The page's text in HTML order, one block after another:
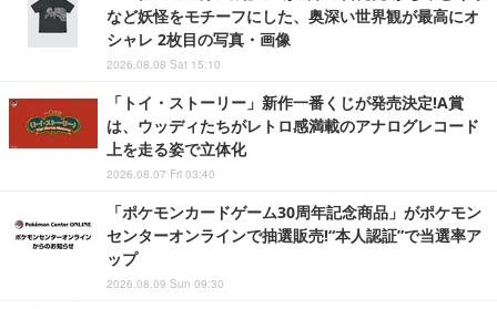
など妖怪をモチーフにした、奥深い世界観が最高にオ
シャレ 2枚目の写真・画像
2026.08.08 Sat 15:10
「トイ・ストーリー」新作一番くじが発売決定!A賞
は、ウッディたちがレトロ感満載のアナログレコード
上を走る姿で立体化
2026.08.07 Fri 03:40
「ポケモンカードゲーム30周年記念商品」がポケモン
センターオンラインで抽選販売!“本人認証”で当選率ア
ップ
2026.08.09 Sun 09:30